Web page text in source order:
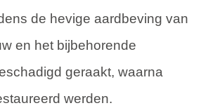
de hevige aardbeving van
en het bijbehorende
geraakt, waarna
werden.